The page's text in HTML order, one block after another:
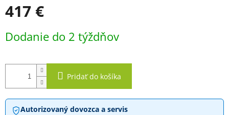
417 €
cena:
Dodanie do 2 týždňov
Pridať do košíka
Autorizovaný dovozca a servis